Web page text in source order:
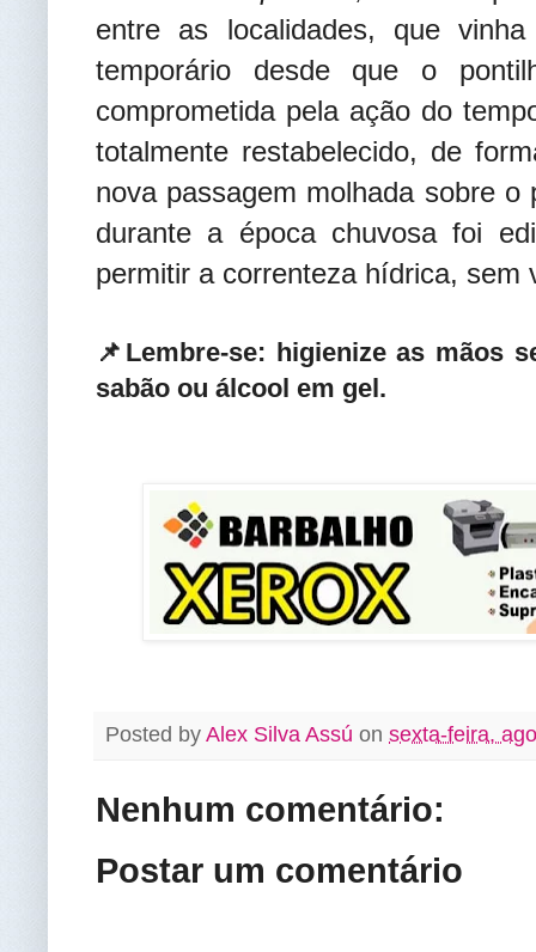
entre as localidades, que
temporário desde que o
comprometida pela ação do
totalmente restabelecido, de
nova passagem molhada sobre
durante a época chuvosa foi
permitir a correnteza hídrica, sem
📌Lembre-se: higienize as mãos
sabão ou álcool em gel.
Posted by Alex Silva Assú on sexta-feira,
Nenhum comentário:
Postar um comentário